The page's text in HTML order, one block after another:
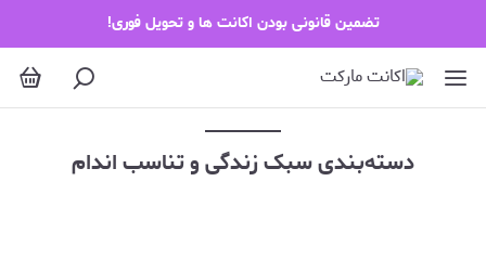
سبک زندگی و تناسب اندام
تضمین قانونی بودن اکانت ها و تحویل فوری!
دسته‌بندی سبک زندگی و تناسب اندام